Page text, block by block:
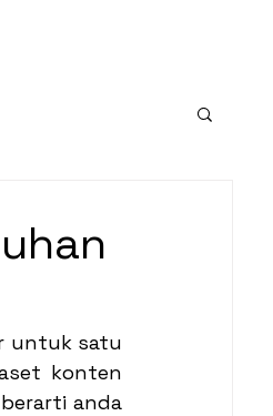
untuk satu
konten
anda